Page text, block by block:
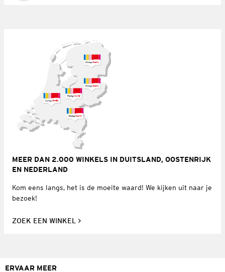
MEER DAN 2.000 WINKELS IN DUITSLAND, OOSTENRIJK
EN NEDERLAND
Kom eens langs, het is de moeite waard! We kijken uit naar je
bezoek!
ZOEK EEN WINKEL
ERVAAR MEER